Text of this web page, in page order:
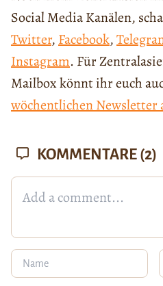
Social Media Kanälen,
Twitter, Facebook,
Instagram. Für
Mailbox könnt ihr euch
wöchentlichen Newsletter
KOMMENTARE (2)